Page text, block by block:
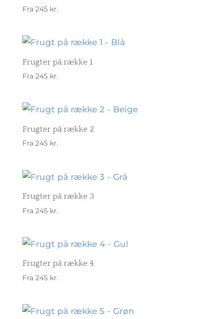
Fra 245 kr.
Frugter på række 1
Fra 245 kr.
Frugter på række 2
Fra 245 kr.
Frugter på række 3
Fra 245 kr.
Frugter på række 4
Fra 245 kr.